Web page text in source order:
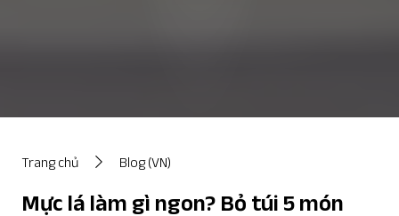
Trang chủ Blog (VN)
Mực lá làm gì ngon? Bỏ túi 5 món